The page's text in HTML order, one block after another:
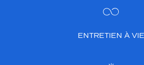
ENTRETIEN À VIE